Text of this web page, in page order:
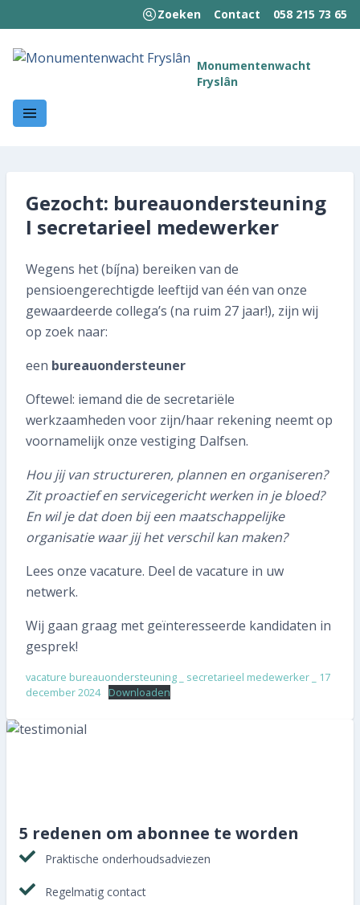
Zoeken Contact 058 215 73 65
Monumentenwacht
Fryslân
Gezocht: bureauondersteuning
I secretarieel medewerker
Wegens het (bíj́na) bereiken van de
pensioengerechtigde leeftijd van één van onze
gewaardeerde collega’s (na ruim 27 jaar!), zijn wij
op zoek naar:
een bureauondersteuner
Oftewel: iemand die de secretariële
werkzaamheden voor zijn/haar rekening neemt op
voornamelijk onze vestiging Dalfsen.
Hou jij van structureren, plannen en organiseren?
Zit proactief en servicegericht werken in je bloed?
En wil je dat doen bij een maatschappelijke
organisatie waar jij het verschil kan maken?
Lees onze vacature. Deel de vacature in uw
netwerk.
Wij gaan graag met geïnteresseerde kandidaten in
gesprek!
vacature bureauondersteuning _ secretarieel medewerker _ 17
december 2024
Downloaden
5 redenen om abonnee te worden
Praktische onderhoudsadviezen
Regelmatig contact
Hoe wij werken
Nieuws en publicaties
058 215 73 65
SNEL REGELEN
Volgende inspectie plannen
Aan- of verkoopinspectie plannen
Mijn gegevens wijzigen
Mijn inspectierapport opvragen
Aanmelden nieuwsbrief
Abonnee worden